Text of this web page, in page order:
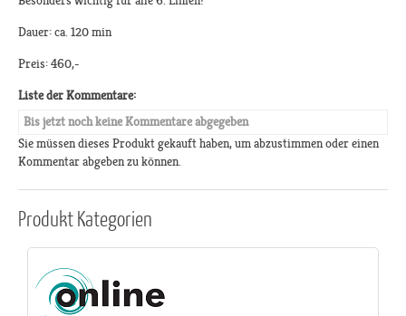
Dauer: ca. 120 min
Preis: 460,-
Liste der Kommentare:
Bis jetzt noch keine Kommentare abgegeben
Sie müssen dieses Produkt gekauft haben, um abzustimmen oder einen
Kommentar abgeben zu können.
ProduktKategorien